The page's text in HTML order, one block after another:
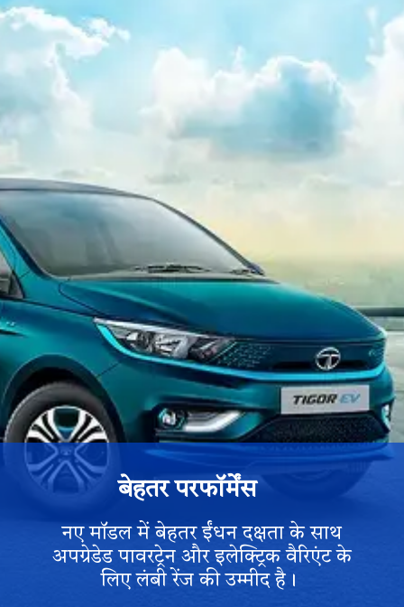
बेहतर परफॉर्मेंस
नए मॉडल में बेहतर ईंधन दक्षता के साथ
अपग्रेडेड पावरट्रेन और इलेक्ट्रिक वैरिएंट के
लिए लंबी रेंज की उम्मीद है।